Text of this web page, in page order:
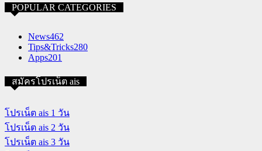
POPULAR CATEGORIES
News462
Tips&Tricks280
Apps201
สมัครโปรเน็ต ais
โปรเน็ต ais 1 วัน
โปรเน็ต ais 2 วัน
โปรเน็ต ais 3 วัน